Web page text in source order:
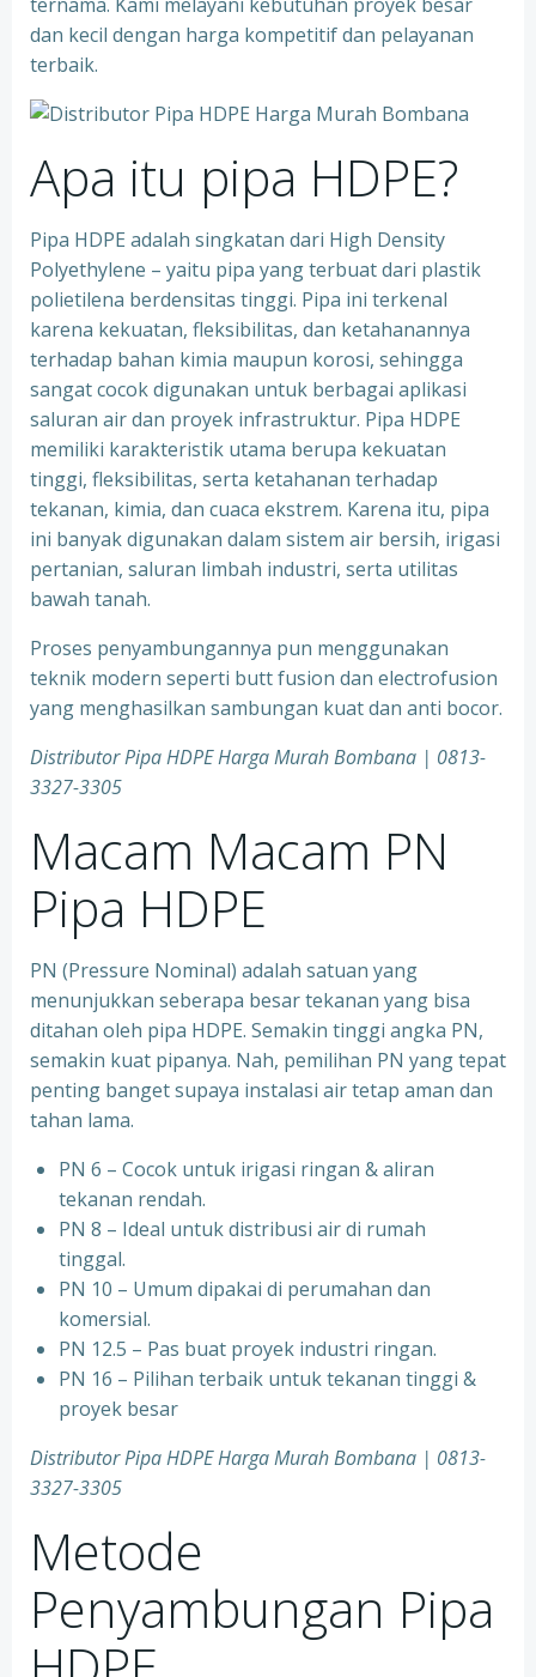
dan kecil dengan harga kompetitif dan pelayanan
terbaik.
Apa itu pipa HDPE?
Pipa HDPE adalah singkatan dari High Density
Polyethylene – yaitu pipa yang terbuat dari plastik
polietilena berdensitas tinggi. Pipa ini terkenal
karena kekuatan, fleksibilitas, dan ketahanannya
terhadap bahan kimia maupun korosi, sehingga
sangat cocok digunakan untuk berbagai aplikasi
saluran air dan proyek infrastruktur. Pipa HDPE
memiliki karakteristik utama berupa kekuatan
tinggi, fleksibilitas, serta ketahanan terhadap
tekanan, kimia, dan cuaca ekstrem. Karena itu, pipa
ini banyak digunakan dalam sistem air bersih, irigasi
pertanian, saluran limbah industri, serta utilitas
bawah tanah.
Proses penyambungannya pun menggunakan
teknik modern seperti butt fusion dan electrofusion
yang menghasilkan sambungan kuat dan anti bocor.
Distributor Pipa HDPE Harga Murah Bombana | 0813-
3327-3305
Macam Macam PN
Pipa HDPE
PN (Pressure Nominal) adalah satuan yang
menunjukkan seberapa besar tekanan yang bisa
ditahan oleh pipa HDPE. Semakin tinggi angka PN,
semakin kuat pipanya. Nah, pemilihan PN yang tepat
penting banget supaya instalasi air tetap aman dan
tahan lama.
PN 6 – Cocok untuk irigasi ringan & aliran
tekanan rendah.
PN 8 – Ideal untuk distribusi air di rumah
tinggal.
PN 10 – Umum dipakai di perumahan dan
komersial.
PN 12.5 – Pas buat proyek industri ringan.
PN 16 – Pilihan terbaik untuk tekanan tinggi &
proyek besar
Distributor Pipa HDPE Harga Murah Bombana | 0813-
3327-3305
Metode
Penyambungan Pipa